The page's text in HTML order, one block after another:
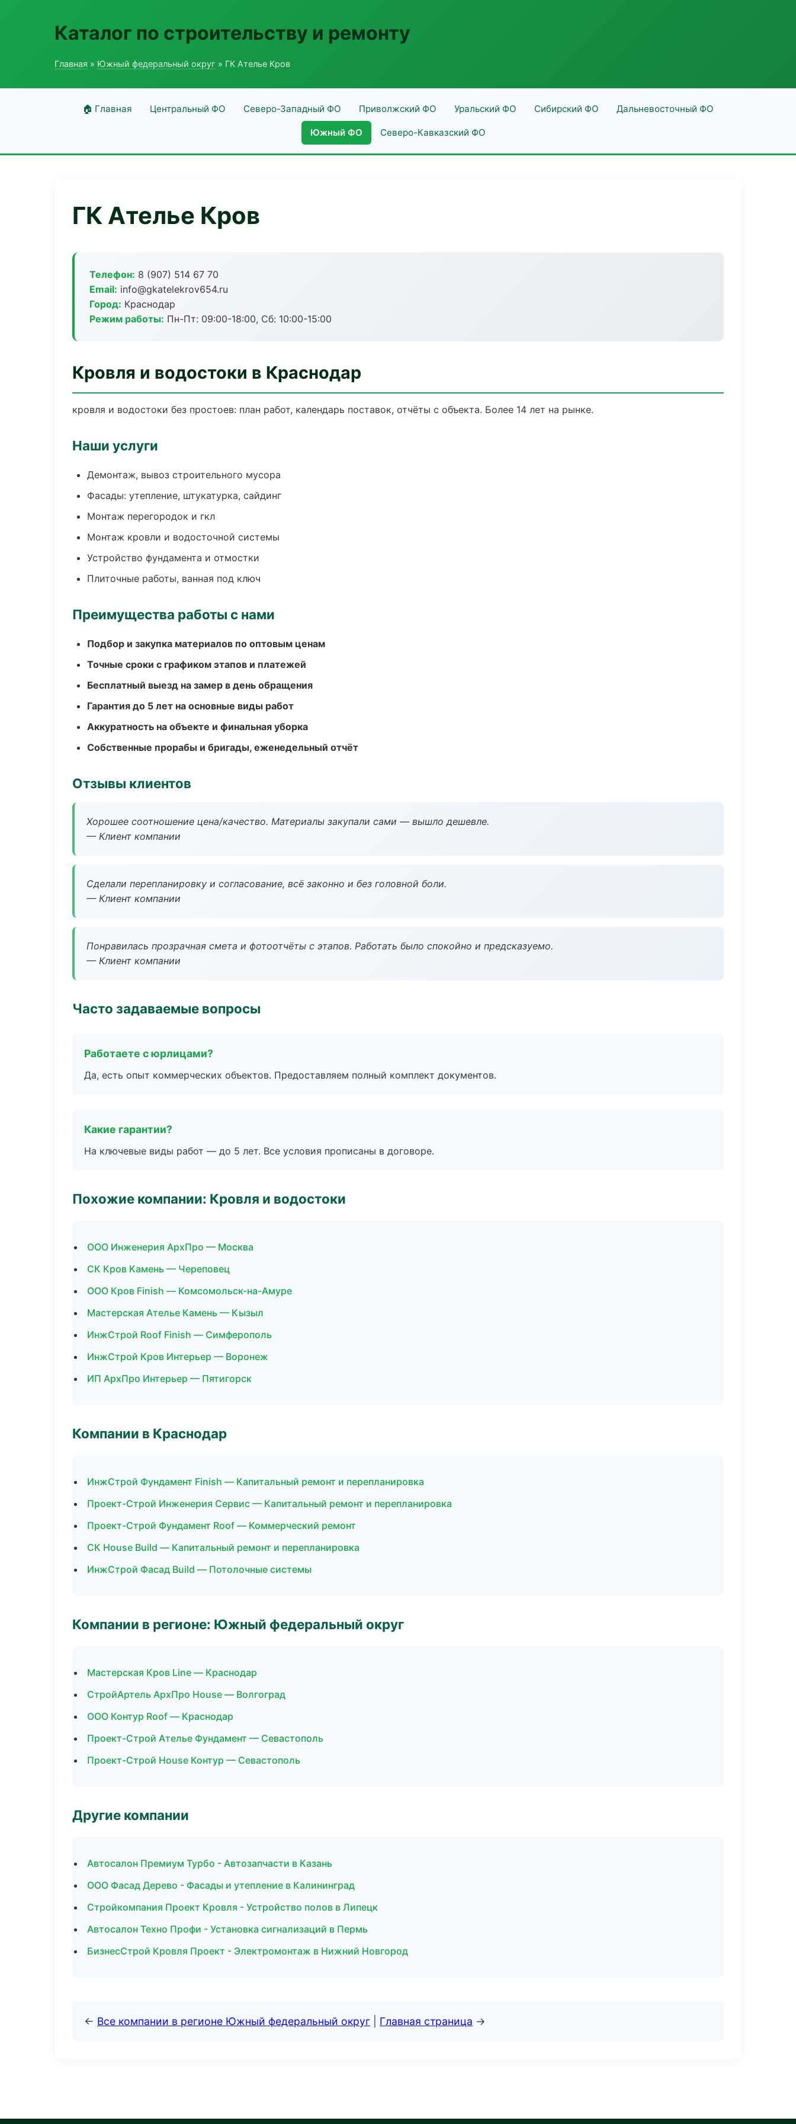
Каталог по строительству и ремонту
Главная » Южный федеральный округ » ГК Ателье Кров
🏠 Главная Центральный ФО Северо-Западный ФО Приволжский ФО Уральский ФО Сибирский ФО Дальневосточный ФО
Южный ФО Северо-Кавказский ФО
ГК Ателье Кров
Телефон: 8 (907) 514 67 70
Email: info@gkatelekrov654.ru
Город: Краснодар
Режим работы: Пн-Пт: 09:00-18:00, Сб: 10:00-15:00
Кровля и водостоки в Краснодар
кровля и водостоки без простоев: план работ, календарь поставок, отчёты с объекта. Более 14 лет на рынке.
Наши услуги
Демонтаж, вывоз строительного мусора
Фасады: утепление, штукатурка, сайдинг
Монтаж перегородок и гкл
Монтаж кровли и водосточной системы
Устройство фундамента и отмостки
Плиточные работы, ванная под ключ
Преимущества работы с нами
Подбор и закупка материалов по оптовым ценам
Точные сроки с графиком этапов и платежей
Бесплатный выезд на замер в день обращения
Гарантия до 5 лет на основные виды работ
Аккуратность на объекте и финальная уборка
Собственные прорабы и бригады, еженедельный отчёт
Отзывы клиентов
Хорошее соотношение цена/качество. Материалы закупали сами — вышло дешевле.
— Клиент компании
Сделали перепланировку и согласование, всё законно и без головной боли.
— Клиент компании
Понравилась прозрачная смета и фотоотчёты с этапов. Работать было спокойно и предсказуемо.
— Клиент компании
Часто задаваемые вопросы
Работаете с юрлицами?
Да, есть опыт коммерческих объектов. Предоставляем полный комплект документов.
Какие гарантии?
На ключевые виды работ — до 5 лет. Все условия прописаны в договоре.
Похожие компании: Кровля и водостоки
ООО Инженерия АрхПро — Москва
СК Кров Камень — Череповец
ООО Кров Finish — Комсомольск-на-Амуре
Мастерская Ателье Камень — Кызыл
ИнжСтрой Roof Finish — Симферополь
ИнжСтрой Кров Интерьер — Воронеж
ИП АрхПро Интерьер — Пятигорск
Компании в Краснодар
ИнжСтрой Фундамент Finish — Капитальный ремонт и перепланировка
Проект-Строй Инженерия Сервис — Капитальный ремонт и перепланировка
Проект-Строй Фундамент Roof — Коммерческий ремонт
СК House Build — Капитальный ремонт и перепланировка
ИнжСтрой Фасад Build — Потолочные системы
Компании в регионе: Южный федеральный округ
Мастерская Кров Line — Краснодар
СтройАртель АрхПро House — Волгоград
ООО Контур Roof — Краснодар
Проект-Строй Ателье Фундамент — Севастополь
Проект-Строй House Контур — Севастополь
Другие компании
Автосалон Премиум Турбо - Автозапчасти в Казань
ООО Фасад Дерево - Фасады и утепление в Калининград
Стройкомпания Проект Кровля - Устройство полов в Липецк
Автосалон Техно Профи - Установка сигнализаций в Пермь
БизнесСтрой Кровля Проект - Электромонтаж в Нижний Новгород
← Все компании в регионе Южный федеральный округ Главная страница →